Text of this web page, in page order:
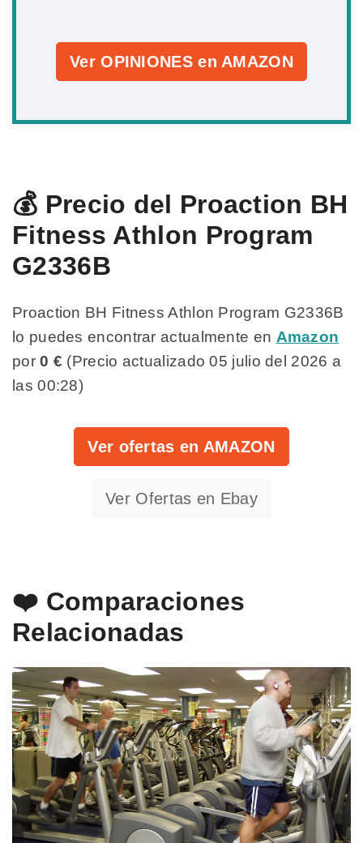
Ver OPINIONES en AMAZON
💰 Precio del Proaction BH
Fitness Athlon Program
G2336B
Proaction BH Fitness Athlon Program G2336B
lo puedes encontrar actualmente en Amazon
por0 € (Precio actualizado 05 julio del 2026 a
las 00:28)
Ver ofertas en AMAZON
Ver Ofertas en Ebay
❤️ Comparaciones
Relacionadas